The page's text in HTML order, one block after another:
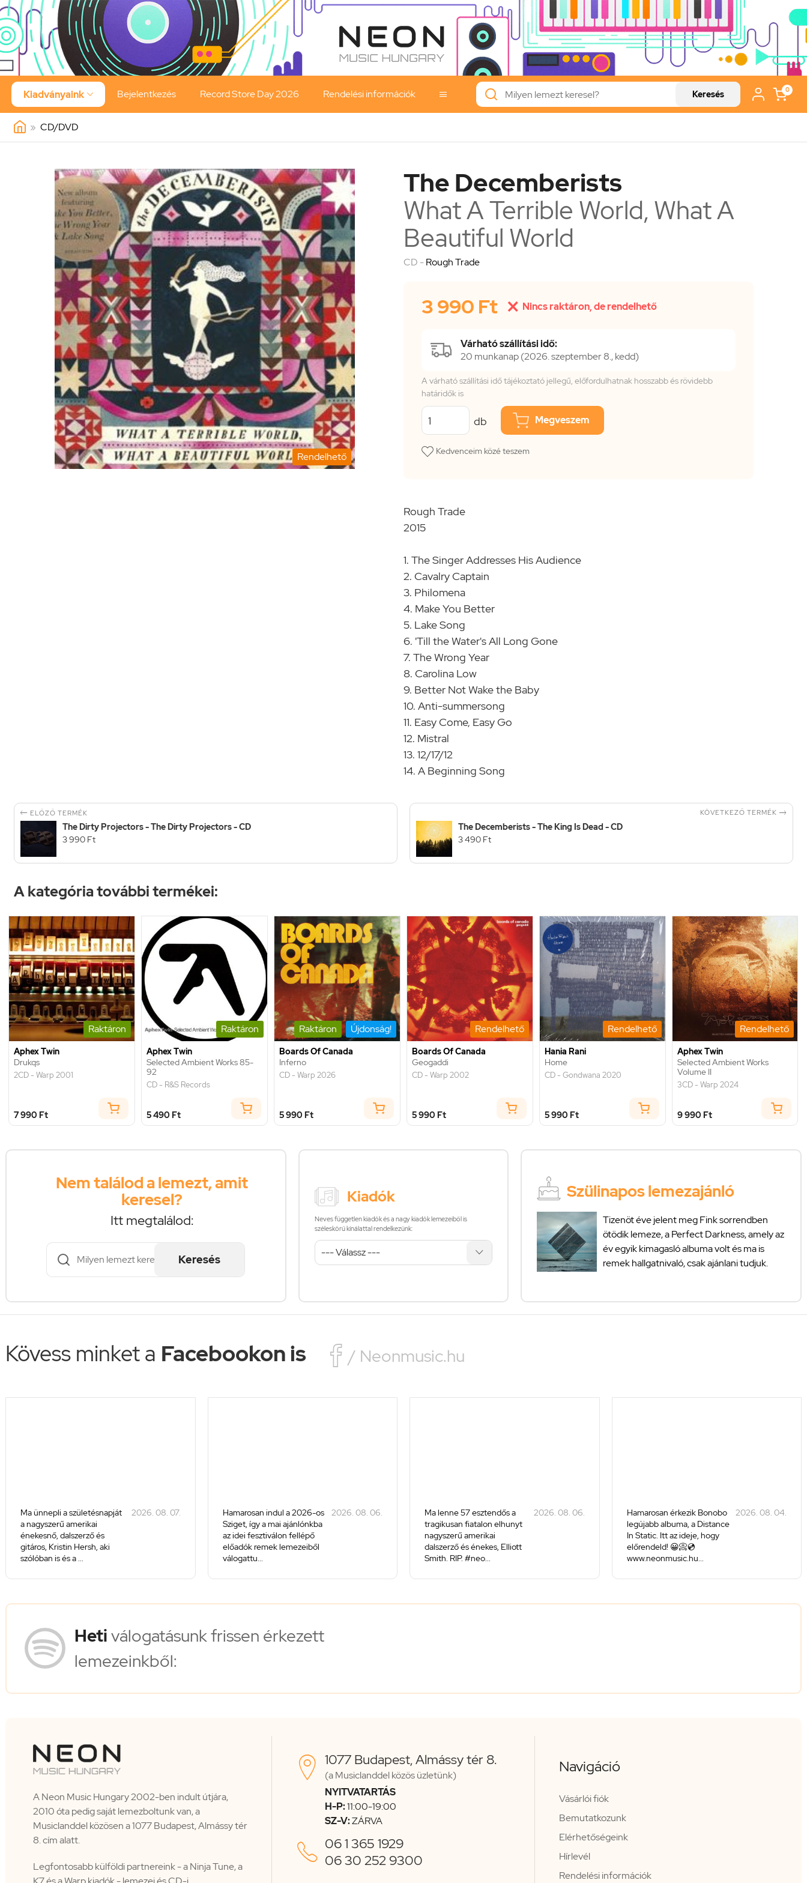
Kiadványaink  Bejelentkezés Record Store Day 2026 Rendelési információk  Keresés 0
» CD/DVD
Rendelhető
The Decemberists
What A Terrible World, What A
Beautiful World
CD -Rough Trade
3 990 Ft  Nincs raktáron, de rendelhető
Várható szállítási idő:
20 munkanap (2026. szeptember 8., kedd)
A várható szállítási idő tájékoztató jellegű, előfordulhatnak hosszabb és rövidebb
határidők is
db Megveszem
Kedvenceim közé teszem
Rough Trade
2015
1. The Singer Addresses His Audience
2. Cavalry Captain
3. Philomena
4. Make You Better
5. Lake Song
6. 'Till the Water's All Long Gone
7. The Wrong Year
8. Carolina Low
9. Better Not Wake the Baby
10. Anti-summersong
11. Easy Come, Easy Go
12. Mistral
13. 12/17/12
14. A Beginning Song
 ELŐZŐ TERMÉK
The Dirty Projectors - The Dirty Projectors - CD
3 990 Ft
KÖVETKEZŐ TERMÉK 
The Decemberists - The King Is Dead - CD
3 490 Ft
A kategória további termékei:
Raktáron
Aphex Twin
Drukqs
2CD - Warp 2001
7 990 Ft
Raktáron
Aphex Twin
Selected Ambient Works 85-
92
CD - R&S Records
5 490 Ft
Raktáron Újdonság!
Boards Of Canada
Inferno
CD - Warp 2026
5 990 Ft
Rendelhető
Boards Of Canada
Geogaddi
CD - Warp 2002
5 990 Ft
Rendelhető
Hania Rani
Home
CD - Gondwana 2020
5 990 Ft
Rendelhető
Aphex Twin
Selected Ambient Works
Volume II
3CD - Warp 2024
9 990 Ft
Nem találod a lemezt, amit
keresel?
Itt megtalálod:
Keresés
Kiadók
Neves független kiadók és a nagy kiadók lemezeiből is
széleskörű kínálattal rendelkezünk:
Szülinapos lemezajánló
Tizenöt éve jelent meg Fink sorrendben
ötödik lemeze, a Perfect Darkness, amely az
év egyik kimagasló albuma volt és ma is
remek hallgatnivaló, csak ajánlani tudjuk.
Kövess minket a Facebookon is  / Neonmusic.hu
Ma ünnepli a születésnapját
a nagyszerű amerikai
énekesnő, dalszerző és
gitáros, Kristin Hersh, aki
szólóban is és a ...
2026. 08. 07.
Hamarosan indul a 2026-os
Sziget, így a mai ajánlónkba
az idei fesztiválon fellépő
előadók remek lemezeiből
válogattu...
2026. 08. 06.
Ma lenne 57 esztendős a
tragikusan fiatalon elhunyt
nagyszerű amerikai
dalszerző és énekes, Elliott
Smith. RIP. #neo...
2026. 08. 06.
Hamarosan érkezik Bonobo
legújabb albuma, a Distance
In Static. Itt az ideje, hogy
előrendeld! 😀📀💿
www.neonmusic.hu...
2026. 08. 04.
Hetiválogatásunk frissen érkezett
lemezeinkből:
A Neon Music Hungary 2002-ben indult útjára,
2010 óta pedig saját lemezboltunk van, a
Musiclanddel közösen a 1077 Budapest, Almássy tér
8. cím alatt.
Legfontosabb külföldi partnereink - a Ninja Tune, a
 1077 Budapest, Almássy tér 8.
(a Musiclanddel közös üzletünk)
NYITVATARTÁS
H-P:11:00-19:00
SZ-V:ZÁRVA
 06 1 365 1929
06 30 252 9300
Navigáció
Vásárlói fiók
Bemutatkozunk
Elérhetőségeink
Hírlevél
Rendelési információk